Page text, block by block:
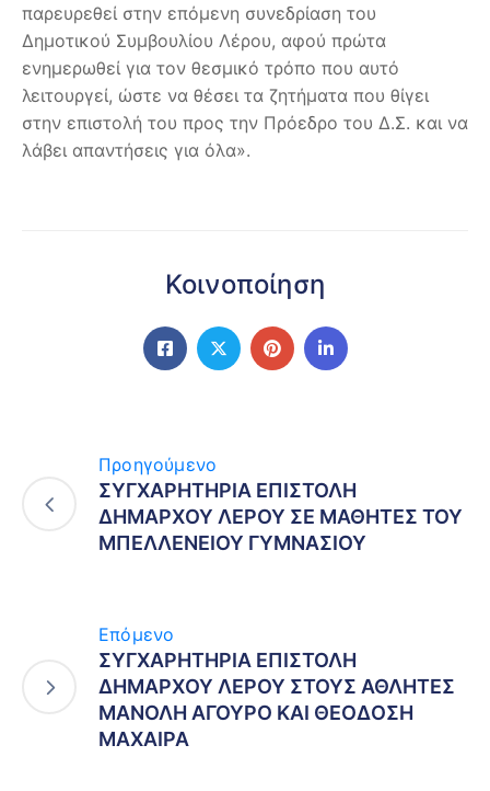
παρευρεθεί στην επόμενη συνεδρίαση του
Δημοτικού Συμβουλίου Λέρου, αφού πρώτα
ενημερωθεί για τον θεσμικό τρόπο που αυτό
λειτουργεί, ώστε να θέσει τα ζητήματα που θίγει
στην επιστολή του προς την Πρόεδρο του Δ.Σ. και να
λάβει απαντήσεις για όλα».
Κοινοποίηση
Προηγούμενο
ΣΥΓΧΑΡΗΤΗΡΙΑ ΕΠΙΣΤΟΛΗ
ΔΗΜΑΡΧΟΥ ΛΕΡΟΥ ΣΕ ΜΑΘΗΤΕΣ ΤΟΥ
ΜΠΕΛΛΕΝΕΙΟΥ ΓΥΜΝΑΣΙΟΥ
Επόμενο
ΣΥΓΧΑΡΗΤΗΡΙΑ ΕΠΙΣΤΟΛΗ
ΔΗΜΑΡΧΟΥ ΛΕΡΟΥ ΣΤΟΥΣ ΑΘΛΗΤΕΣ
ΜΑΝΟΛΗ ΑΓΟΥΡΟ ΚΑΙ ΘΕΟΔΟΣΗ
ΜΑΧΑΙΡΑ